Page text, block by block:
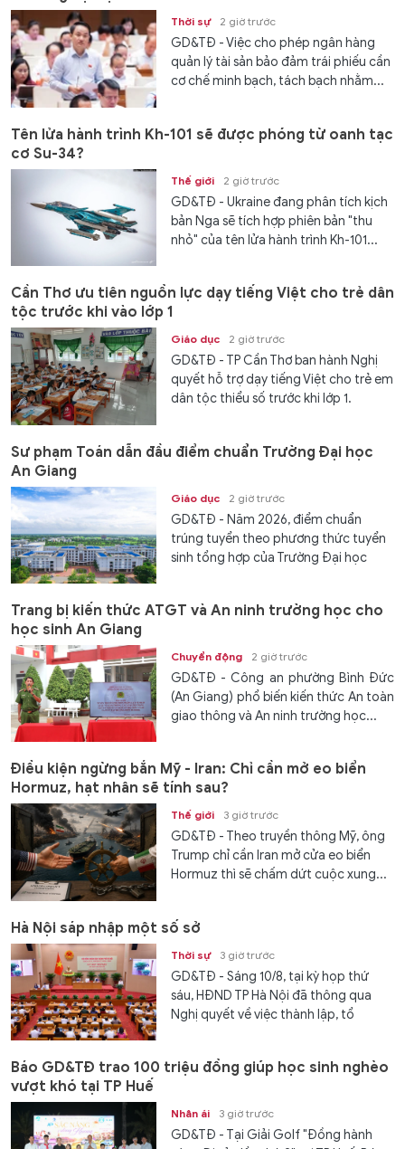
Thời sự 2 giờ trước
GD&TĐ - Việc cho phép ngân hàng
quản lý tài sản bảo đảm trái phiếu cần
cơ chế minh bạch, tách bạch nhằm...
Tên lửa hành trình Kh-101 sẽ được phóng từ oanh tạc
cơ Su-34?
Thế giới 2 giờ trước
GD&TĐ - Ukraine đang phân tích kịch
bản Nga sẽ tích hợp phiên bản "thu
nhỏ" của tên lửa hành trình Kh-101...
Cần Thơ ưu tiên nguồn lực dạy tiếng Việt cho trẻ dân
tộc trước khi vào lớp 1
Giáo dục 2 giờ trước
GD&TĐ - TP Cần Thơ ban hành Nghị
quyết hỗ trợ dạy tiếng Việt cho trẻ em
dân tộc thiểu số trước khi lớp 1.
Sư phạm Toán dẫn đầu điểm chuẩn Trường Đại học
An Giang
Giáo dục 2 giờ trước
GD&TĐ - Năm 2026, điểm chuẩn
trúng tuyển theo phương thức tuyển
sinh tổng hợp của Trường Đại học
Trang bị kiến thức ATGT và An ninh trường học cho
học sinh An Giang
Chuyển động 2 giờ trước
GD&TĐ - Công an phường Bình Đức
(An Giang) phổ biến kiến thức An toàn
giao thông và An ninh trường học...
Điều kiện ngừng bắn Mỹ - Iran: Chỉ cần mở eo biển
Hormuz, hạt nhân sẽ tính sau?
Thế giới 3 giờ trước
GD&TĐ - Theo truyền thông Mỹ, ông
Trump chỉ cần Iran mở cửa eo biển
Hormuz thì sẽ chấm dứt cuộc xung...
Hà Nội sáp nhập một số sở
Thời sự 3 giờ trước
GD&TĐ - Sáng 10/8, tại kỳ họp thứ
sáu, HĐND TP Hà Nội đã thông qua
Nghị quyết về việc thành lập, tổ
Báo GD&TĐ trao 100 triệu đồng giúp học sinh nghèo
vượt khó tại TP Huế
Nhân ái 3 giờ trước
GD&TĐ - Tại Giải Golf "Đồng hành